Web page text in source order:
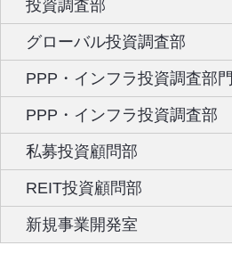
投資調査部
グローバル投資調査部
PPP・インフラ投資調査部門
PPP・インフラ投資調査部
私募投資顧問部
REIT投資顧問部
新規事業開発室